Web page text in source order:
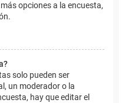
opciones a la encuesta,
solo pueden ser
un moderador o la
hay que editar el